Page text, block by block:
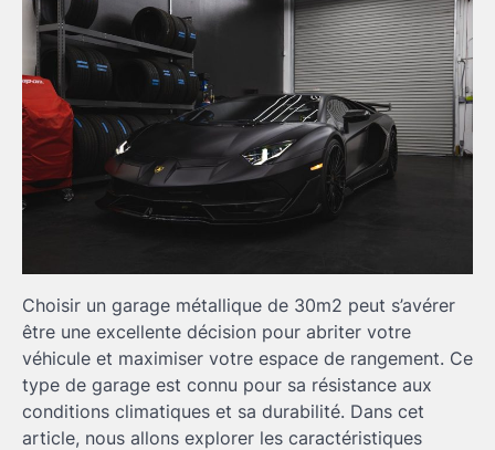
Choisir un garage métallique de 30m2 peut s’avérer
être une excellente décision pour abriter votre
véhicule et maximiser votre espace de rangement. Ce
type de garage est connu pour sa résistance aux
conditions climatiques et sa durabilité. Dans cet
article, nous allons explorer les caractéristiques